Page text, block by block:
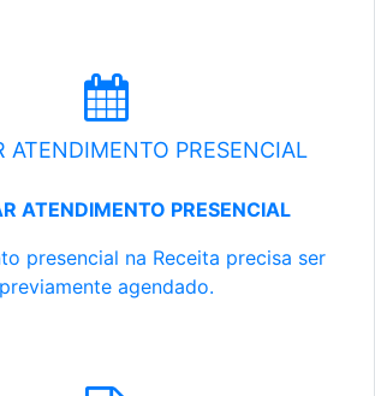
ATENDIMENTO PRESENCIAL
ATENDIMENTO PRESENCIAL
presencial na Receita precisa ser
previamente agendado.